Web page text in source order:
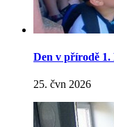
Den v přírodě 1.
25. čvn 2026